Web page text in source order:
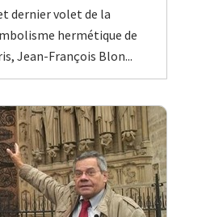
dernier volet de la
hermétique de
Jean-François Blon...